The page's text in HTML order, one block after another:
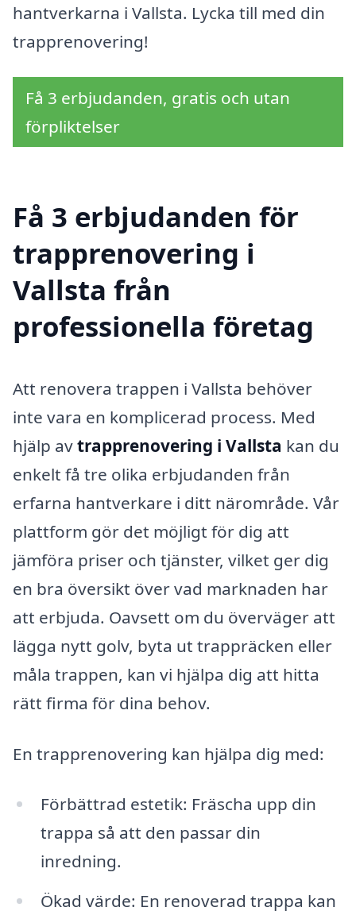
hantverkarna i Vallsta. Lycka till med din
trapprenovering!
Få 3 erbjudanden, gratis och utan
förpliktelser
Få 3 erbjudanden för
trapprenovering i
Vallsta från
professionella företag
Att renovera trappen i Vallsta behöver
inte vara en komplicerad process. Med
hjälp avtrapprenovering i Vallsta kan du
enkelt få tre olika erbjudanden från
erfarna hantverkare i ditt närområde. Vår
plattform gör det möjligt för dig att
jämföra priser och tjänster, vilket ger dig
en bra översikt över vad marknaden har
att erbjuda. Oavsett om du överväger att
lägga nytt golv, byta ut trappräcken eller
måla trappen, kan vi hjälpa dig att hitta
rätt firma för dina behov.
En trapprenovering kan hjälpa dig med:
Förbättrad estetik: Fräscha upp din
trappa så att den passar din
inredning.
Ökad värde: En renoverad trappa kan